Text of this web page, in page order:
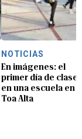
NOTICIAS
En imágenes: el
primer día de clases
en una escuela en
Toa Alta